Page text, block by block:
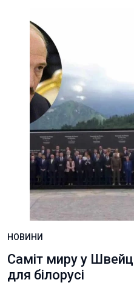
НОВИНИ
Саміт миру у
для білорусі